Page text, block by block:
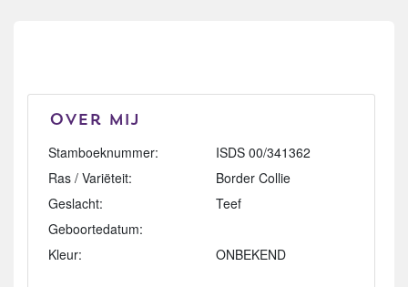
Over mij
Stamboeknummer:
ISDS 00/341362
Ras / Variëteit:
Border Collie
Geslacht:
Teef
Geboortedatum:
Kleur:
ONBEKEND